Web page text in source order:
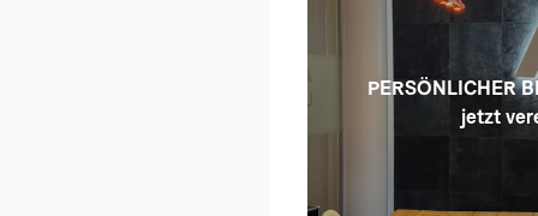
PERSÖNLICHER
jetzt